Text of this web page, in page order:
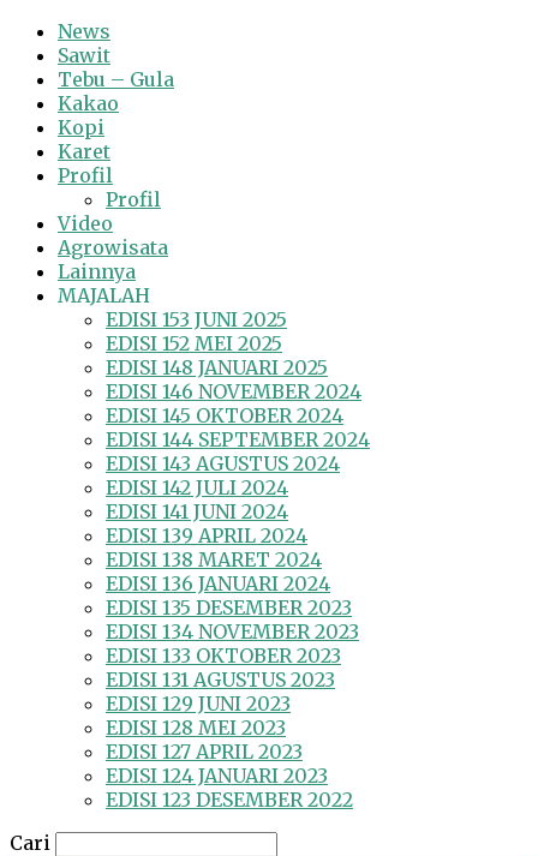
News
Sawit
Tebu – Gula
Kakao
Kopi
Karet
Profil
Profil
Video
Agrowisata
Lainnya
MAJALAH
EDISI 153 JUNI 2025
EDISI 152 MEI 2025
EDISI 148 JANUARI 2025
EDISI 146 NOVEMBER 2024
EDISI 145 OKTOBER 2024
EDISI 144 SEPTEMBER 2024
EDISI 143 AGUSTUS 2024
EDISI 142 JULI 2024
EDISI 141 JUNI 2024
EDISI 139 APRIL 2024
EDISI 138 MARET 2024
EDISI 136 JANUARI 2024
EDISI 135 DESEMBER 2023
EDISI 134 NOVEMBER 2023
EDISI 133 OKTOBER 2023
EDISI 131 AGUSTUS 2023
EDISI 129 JUNI 2023
EDISI 128 MEI 2023
EDISI 127 APRIL 2023
EDISI 124 JANUARI 2023
EDISI 123 DESEMBER 2022
Cari